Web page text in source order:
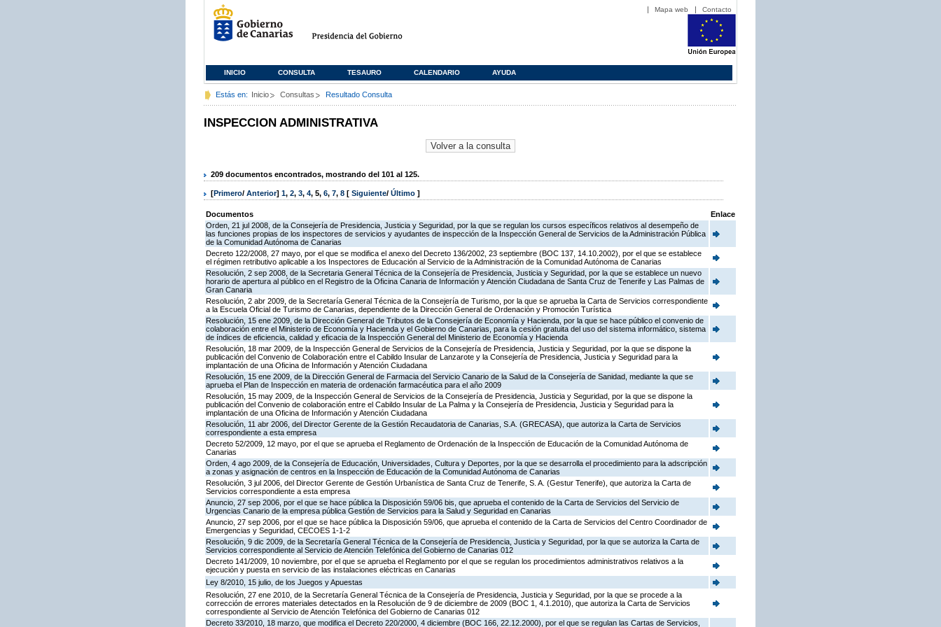
Mapa web Contacto
INICIO CONSULTA TESAURO CALENDARIO AYUDA
Estás en: Inicio Consultas Resultado Consulta
INSPECCION ADMINISTRATIVA
209 documentos encontrados, mostrando del 101 al 125.
[Primero/ Anterior] 1, 2, 3, 4, 5, 6, 7, 8 [ Siguiente/ Último ]
Documentos
Enlace
Orden, 21 jul 2008, de la Consejería de Presidencia, Justicia y Seguridad, por la que se regulan los cursos específicos relativos al desempeño de
las funciones propias de los inspectores de servicios y ayudantes de inspección de la Inspección General de Servicios de la Administración Pública
de la Comunidad Autónoma de Canarias
Decreto 122/2008, 27 mayo, por el que se modifica el anexo del Decreto 136/2002, 23 septiembre (BOC 137, 14.10.2002), por el que se establece
el régimen retributivo aplicable a los Inspectores de Educación al Servicio de la Administración de la Comunidad Autónoma de Canarias
Resolución, 2 sep 2008, de la Secretaria General Técnica de la Consejería de Presidencia, Justicia y Seguridad, por la que se establece un nuevo
horario de apertura al público en el Registro de la Oficina Canaria de Información y Atención Ciudadana de Santa Cruz de Tenerife y Las Palmas de
Gran Canaria
Resolución, 2 abr 2009, de la Secretaría General Técnica de la Consejería de Turismo, por la que se aprueba la Carta de Servicios correspondiente
a la Escuela Oficial de Turismo de Canarias, dependiente de la Dirección General de Ordenación y Promoción Turística
Resolución, 15 ene 2009, de la Dirección General de Tributos de la Consejería de Economía y Hacienda, por la que se hace público el convenio de
colaboración entre el Ministerio de Economía y Hacienda y el Gobierno de Canarias, para la cesión gratuita del uso del sistema informático, sistema
de índices de eficiencia, calidad y eficacia de la Inspección General del Ministerio de Economía y Hacienda
Resolución, 18 mar 2009, de la Inspección General de Servicios de la Consejería de Presidencia, Justicia y Seguridad, por la que se dispone la
publicación del Convenio de Colaboración entre el Cabildo Insular de Lanzarote y la Consejería de Presidencia, Justicia y Seguridad para la
implantación de una Oficina de Información y Atención Ciudadana
Resolución, 15 ene 2009, de la Dirección General de Farmacia del Servicio Canario de la Salud de la Consejería de Sanidad, mediante la que se
aprueba el Plan de Inspección en materia de ordenación farmacéutica para el año 2009
Resolución, 15 may 2009, de la Inspección General de Servicios de la Consejería de Presidencia, Justicia y Seguridad, por la que se dispone la
publicación del Convenio de colaboración entre el Cabildo Insular de La Palma y la Consejería de Presidencia, Justicia y Seguridad para la
implantación de una Oficina de Información y Atención Ciudadana
Resolución, 11 abr 2006, del Director Gerente de la Gestión Recaudatoria de Canarias, S.A. (GRECASA), que autoriza la Carta de Servicios
correspondiente a esta empresa
Decreto 52/2009, 12 mayo, por el que se aprueba el Reglamento de Ordenación de la Inspección de Educación de la Comunidad Autónoma de
Canarias
Orden, 4 ago 2009, de la Consejería de Educación, Universidades, Cultura y Deportes, por la que se desarrolla el procedimiento para la adscripción
a zonas y asignación de centros en la Inspección de Educación de la Comunidad Autónoma de Canarias
Resolución, 3 jul 2006, del Director Gerente de Gestión Urbanística de Santa Cruz de Tenerife, S. A. (Gestur Tenerife), que autoriza la Carta de
Servicios correspondiente a esta empresa
Anuncio, 27 sep 2006, por el que se hace pública la Disposición 59/06 bis, que aprueba el contenido de la Carta de Servicios del Servicio de
Urgencias Canario de la empresa pública Gestión de Servicios para la Salud y Seguridad en Canarias
Anuncio, 27 sep 2006, por el que se hace pública la Disposición 59/06, que aprueba el contenido de la Carta de Servicios del Centro Coordinador de
Emergencias y Seguridad, CECOES 1-1-2
Resolución, 9 dic 2009, de la Secretaría General Técnica de la Consejería de Presidencia, Justicia y Seguridad, por la que se autoriza la Carta de
Servicios correspondiente al Servicio de Atención Telefónica del Gobierno de Canarias 012
Decreto 141/2009, 10 noviembre, por el que se aprueba el Reglamento por el que se regulan los procedimientos administrativos relativos a la
ejecución y puesta en servicio de las instalaciones eléctricas en Canarias
Ley 8/2010, 15 julio, de los Juegos y Apuestas
Resolución, 27 ene 2010, de la Secretaría General Técnica de la Consejería de Presidencia, Justicia y Seguridad, por la que se procede a la
corrección de errores materiales detectados en la Resolución de 9 de diciembre de 2009 (BOC 1, 4.1.2010), que autoriza la Carta de Servicios
correspondiente al Servicio de Atención Telefónica del Gobierno de Canarias 012
Decreto 33/2010, 18 marzo, que modifica el Decreto 220/2000, 4 diciembre (BOC 166, 22.12.2000), por el que se regulan las Cartas de Servicios,